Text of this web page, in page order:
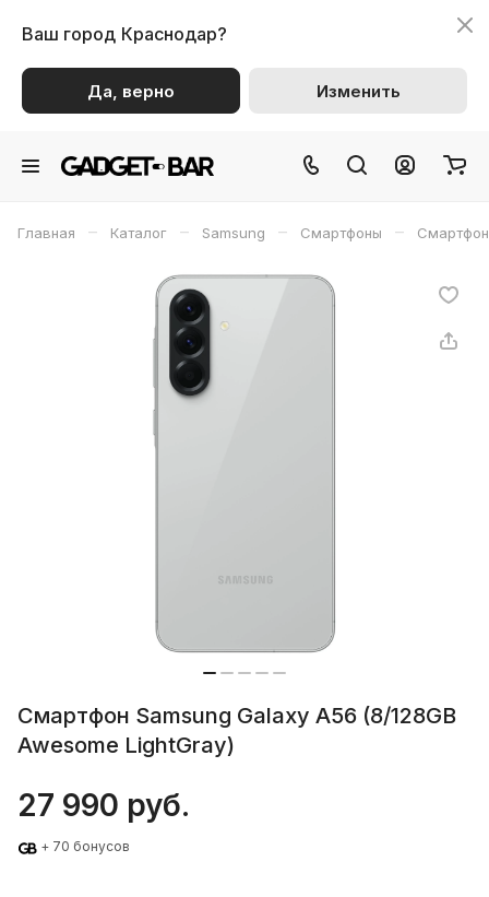
Ваш город Краснодар?
Да, верно Изменить
Главная – Каталог – Samsung – Смартфоны –
Смартфон Samsung Galaxy A56 (8/128GB
Awesome LightGray)
27 990 руб.
+ 70 бонусов